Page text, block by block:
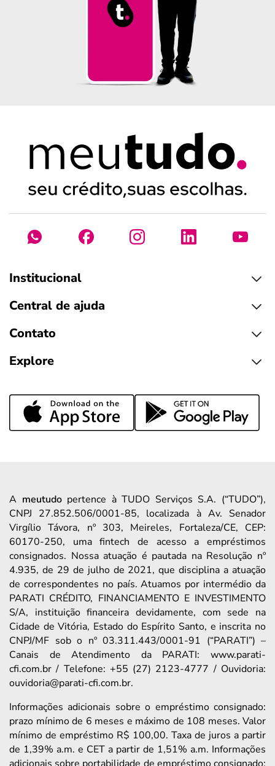
Institucional
Central de ajuda
Contato
Explore
A meutudopertence à TUDO Serviços S.A. (“TUDO”),
CNPJ 27.852.506/0001-85, localizada à Av. Senador
Virgílio Távora, nº 303, Meireles, Fortaleza/CE, CEP:
60170-250, uma fintech de acesso a empréstimos
consignados. Nossa atuação é pautada na Resolução nº
4.935, de 29 de julho de 2021, que disciplina a atuação
de correspondentes no país. Atuamos por intermédio da
PARATI CRÉDITO, FINANCIAMENTO E INVESTIMENTO
S/A, instituição financeira devidamente, com sede na
Cidade de Vitória, Estado do Espírito Santo, e inscrita no
CNPJ/MF sob o nº 03.311.443/0001-91 (“PARATI”) –
Canais de Atendimento da PARATI: www.parati-
cfi.com.br / Telefone: +55 (27) 2123-4777 / Ouvidoria:
ouvidoria@parati-cfi.com.br.
Informações adicionais sobre o empréstimo consignado:
prazo mínimo de 6 meses e máximo de 108 meses. Valor
mínimo de empréstimo R$ 100,00. Taxa de juros a partir
de 1,39% a.m. e CET a partir de 1,51% a.m. Informações